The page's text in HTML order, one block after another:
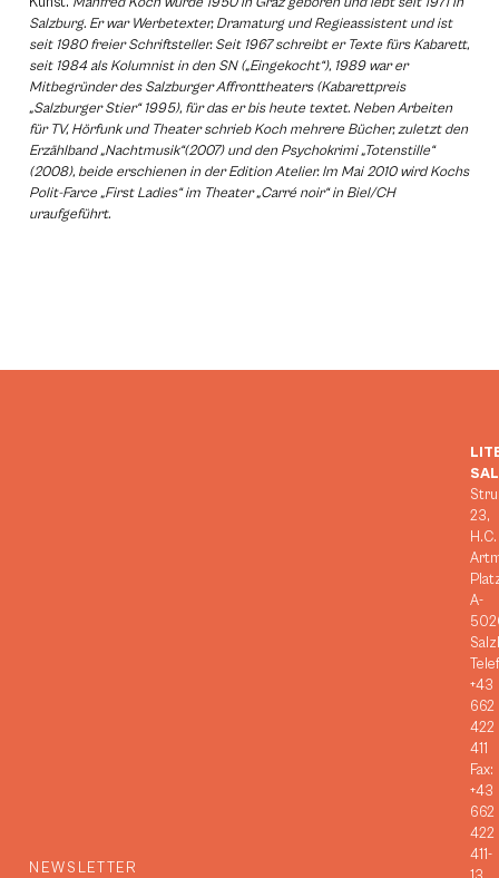
Salzburg. Er war Werbetexter, Dramaturg und Regieassistent und ist
seit 1980 freier Schriftsteller. Seit 1967 schreibt er Texte fürs Kabarett,
seit 1984 als Kolumnist in den SN („Eingekocht“), 1989 war er
Mitbegründer des Salzburger Affronttheaters (Kabarettpreis
„Salzburger Stier“ 1995), für das er bis heute textet. Neben Arbeiten
für TV, Hörfunk und Theater schrieb Koch mehrere Bücher, zuletzt den
Erzählband „Nachtmusik“(2007) und den Psychokrimi „Totenstille“
(2008), beide erschienen in der Edition Atelier. Im Mai 2010 wird Kochs
Polit-Farce „First Ladies“ im Theater „Carré noir“ in Biel/CH
uraufgeführt.
NEWSLETTER
23,
H.C.
A-
+43
662
422
411
Fax:
+43
662
422
411-